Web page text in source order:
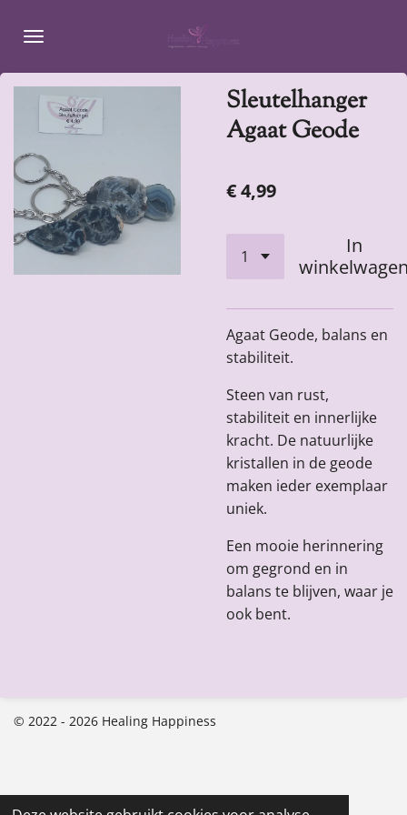
direct
de
hoofdinhoud
Sleutelhanger
Agaat Geode
€ 4,99
In
Agaat Geode, balans en
stabiliteit.
Steen van rust,
stabiliteit en innerlijke
kracht. De natuurlijke
kristallen in de geode
maken ieder exemplaar
uniek.
Een mooie herinnering
om gegrond en in
balans te blijven, waar je
ook bent.
© 2022 - 2026 Healing Happiness